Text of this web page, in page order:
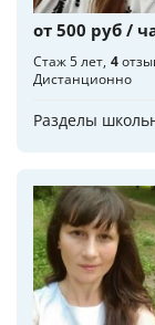
от 500 руб /
Стаж 5 лет 4
Дистанционно
Разделы